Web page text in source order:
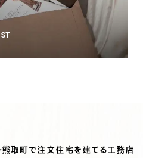
熊取町で注文住宅を建てる工務店